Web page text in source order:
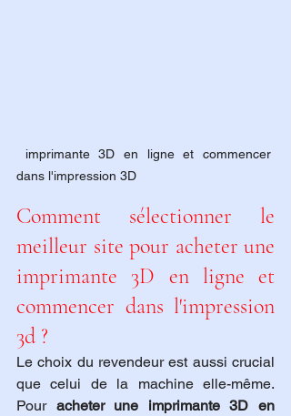
dans l'impression 3D
Comment sélectionner le
meilleur site pour acheter une
imprimante 3D en ligne et
commencer dans l'impression
3d ?
Le choix du revendeur est aussi crucial
que celui de la machine elle-même.
Pour acheter une imprimante 3D en